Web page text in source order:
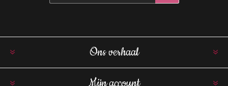
Ons verhaal